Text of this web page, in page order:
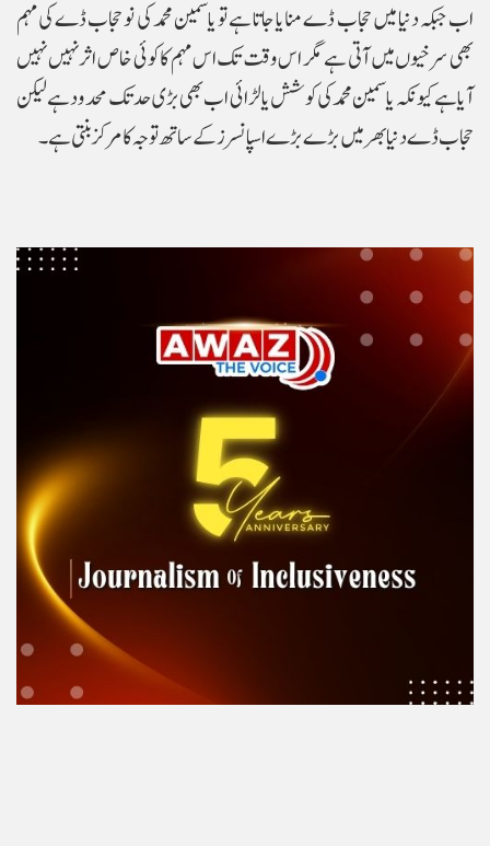
اب جبکہ دنیا میں حجاب ڈے منایا جاتا ہے تو یاسمین محمد کی نو حجاب ڈے کی مہم
بھی سرخیوں میں آتی ہے مگر اس وقت تک اس مہم کا کوئی خاص اثر نہیں نہیں
آیا ہے کیونکہ یاسمین محمد کی کوشش یا لڑائی اب بھی بڑی حد تک محدود ہے لیکن
حجاب ڈے دنیا بھر میں بڑے بڑے اسپانسرز کے ساتھ توجہ کا مرکز بنتی ہے ۔